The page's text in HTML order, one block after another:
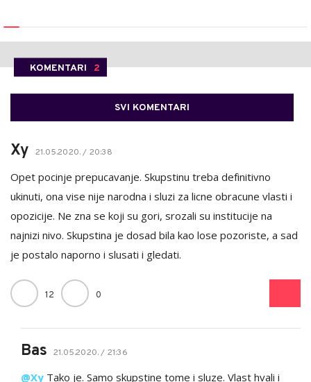
KOMENTARI 2
SVI KOMENTARI
Xy 21.05.2020. / 20:38
Opet pocinje prepucavanje. Skupstinu treba definitivno
ukinuti, ona vise nije narodna i sluzi za licne obracune vlasti i
opozicije. Ne zna se koji su gori, srozali su institucije na
najnizi nivo. Skupstina je dosad bila kao lose pozoriste, a sad
je postalo naporno i slusati i gledati.
12 0
Bas 21.05.2020. / 21:36
@Xy Tako je. Samo skupstine tome i sluze. Vlast hvali i